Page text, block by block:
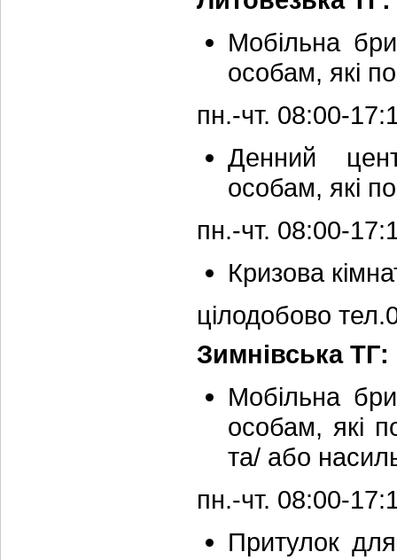
Мобільна
особам, які
пн.-чт. 08:00-
Денний
особам, які
пн.-чт. 08:00-
Кризова
цілодобово
Зимнівська ТГ:
Мобільна
особам, які
та/ або
пн.-чт. 08:00-
Притулок